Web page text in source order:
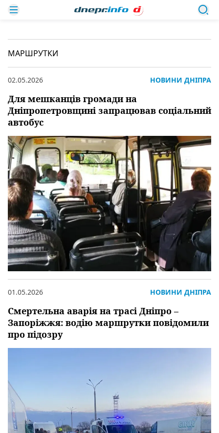
МАРШРУТКИ
Для мешканців громади на
Дніпропетровщині запрацював соціальний
автобус
02.05.2026 НОВИНИ ДНІПРА
Смертельна аварія на трасі Дніпро –
Запоріжжя: водію маршрутки повідомили
про підозру
01.05.2026 НОВИНИ ДНІПРА